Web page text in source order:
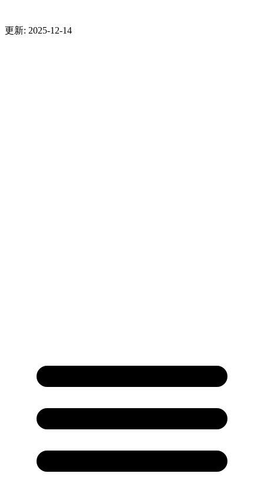
更新: 2025-12-14